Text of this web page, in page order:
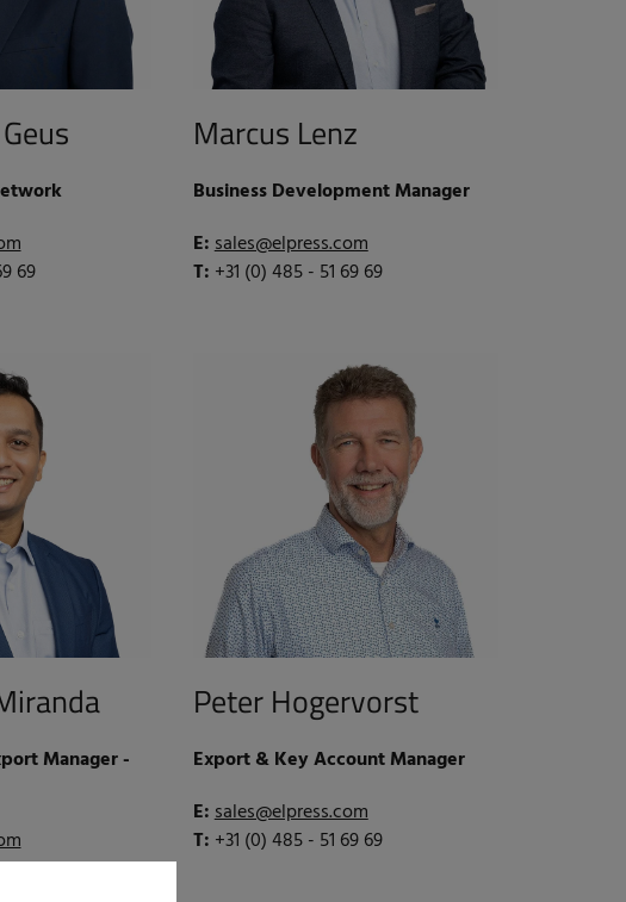
69
Marcus Lenz
Business Development Manager
E:sales@elpress.com
T: +31 (0) 485 - 51 69 69
Manager -
Peter Hogervorst
Export & Key Account Manager
E:sales@elpress.com
T: +31 (0) 485 - 51 69 69